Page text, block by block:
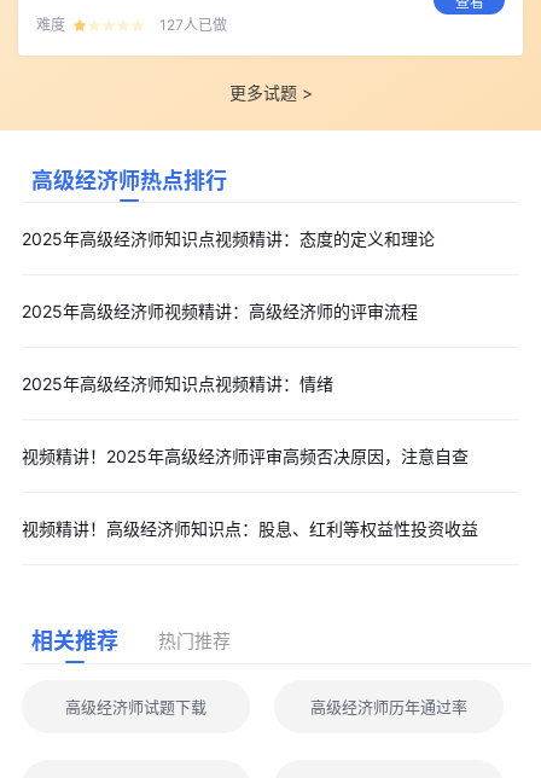
难度 127人已做
更多试题 >
高级经济师热点排行
2025年高级经济师知识点视频精讲：态度的定义和理论
2025年高级经济师视频精讲：高级经济师的评审流程
2025年高级经济师知识点视频精讲：情绪
视频精讲！2025年高级经济师评审高频否决原因，注意自查
视频精讲！高级经济师知识点：股息、红利等权益性投资收益
相关推荐 热门推荐
高级经济师试题下载 高级经济师历年通过率